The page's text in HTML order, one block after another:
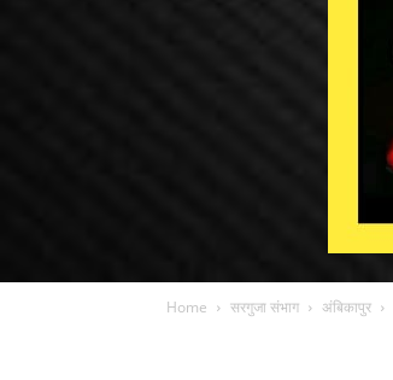
Home सरगुजा संभाग अंबिकापुर